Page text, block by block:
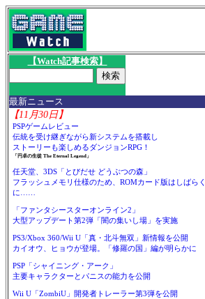
【Watch記事検索】
最新ニュース
【11月30日】
PSPゲームレビュー
伝統を受け継ぎながら新システムを搭載し
ストーリーも楽しめるダンジョンRPG！
「円卓の生徒 The Eternal Legend」
任天堂、3DS「とびだせ どうぶつの森」
フラッシュメモリ仕様のため、ROMカード版はしばら
に……
「ファンタシースターオンライン2」
大型アップデート第2弾「闇の集いし場」を実施
PS3/Xbox 360/Wii U「真・北斗無双」新情報を公開
カイオウ、ヒョウが登場。「修羅の国」編が明らかに
PSP「シャイニング・アーク」
主要キャラクターとパニスの能力を公開
Wii U「ZombiU」開発者トレーラー第3弾を公開